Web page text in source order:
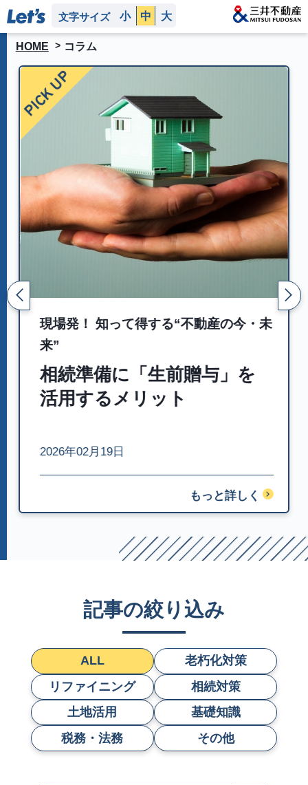
文字サイズ 小 中 大
HOME コラム
現場発！ 知って得する“不動産の今・未
来”
相続準備に「生前贈与」を
活用するメリット
2026年02月19日
もっと詳しく
記事の絞り込み
ALL
老朽化対策
リファイニング
相続対策
土地活用
基礎知識
税務・法務
その他